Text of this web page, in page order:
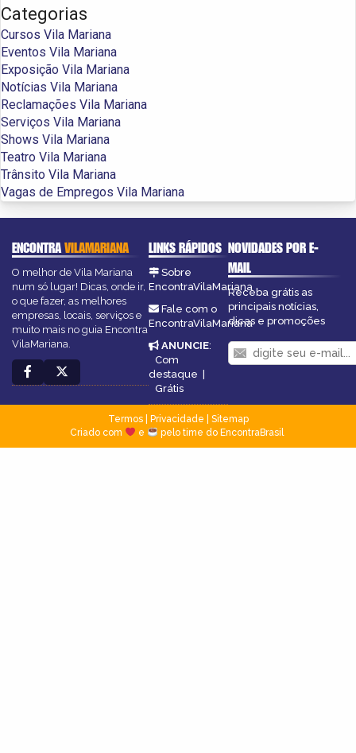
Categorias
Cursos Vila Mariana
Eventos Vila Mariana
Exposição Vila Mariana
Notícias Vila Mariana
Reclamações Vila Mariana
Serviços Vila Mariana
Shows Vila Mariana
Teatro Vila Mariana
Trânsito Vila Mariana
Vagas de Empregos Vila Mariana
ENCONTRAVILAMARIANA
O melhor de Vila Mariana
num só lugar! Dicas, onde ir,
o que fazer, as melhores
empresas, locais, serviços e
muito mais no guia Encontra
VilaMariana.
LINKS RÁPIDOS
Sobre
EncontraVilaMariana
Fale com o
EncontraVilaMariana
ANUNCIE:
Com
destaque |
Grátis
NOVIDADES POR E-
MAIL
Receba grátis as
principais notícias,
dicas e promoções
Termos| Privacidade
Sitemap
Criado com
e pelo time do EncontraBrasil